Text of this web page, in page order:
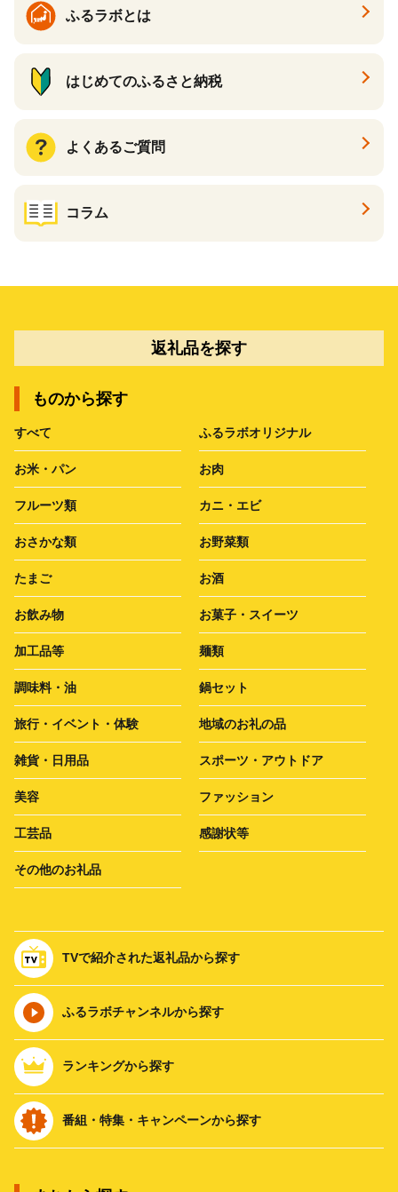
ふるラボとは
はじめてのふるさと納税
よくあるご質問
コラム
返礼品を探す
ものから探す
すべて ふるラボオリジナル
お米・パン お肉
フルーツ類 カニ・エビ
おさかな類 お野菜類
たまご お酒
お飲み物 お菓子・スイーツ
加工品等 麺類
調味料・油 鍋セット
旅行・イベント・体験 地域のお礼の品
雑貨・日用品 スポーツ・アウトドア
美容 ファッション
工芸品 感謝状等
その他のお礼品
TVで紹介された返礼品から探す
ふるラボチャンネルから探す
ランキングから探す
番組・特集・キャンペーンから探す